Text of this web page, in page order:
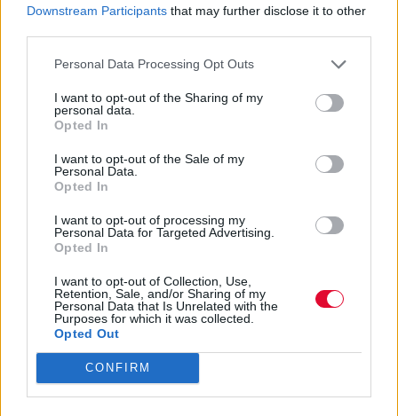
Downstream Participants that may further disclose it to other
Personal Data Processing Opt Outs
I want to opt-out of the Sharing of my
personal data.
Opted In
I want to opt-out of the Sale of my
Personal Data.
Opted In
I want to opt-out of processing my
Personal Data for Targeted Advertising.
Opted In
I want to opt-out of Collection, Use,
Retention, Sale, and/or Sharing of my
Personal Data that Is Unrelated with the
Purposes for which it was collected.
Opted Out
CONFIRM